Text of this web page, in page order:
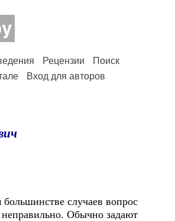
Рецензии
Поиск
Вход для авторов
случаев вопрос
неправильно. Обычно задают